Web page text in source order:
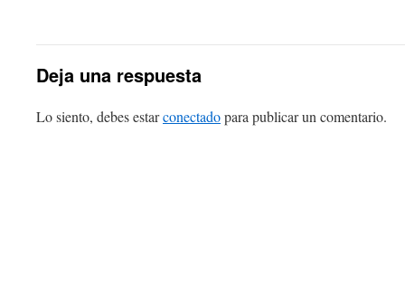
Deja una respuesta
Lo siento, debes estarconectadopara publicar un comentario.